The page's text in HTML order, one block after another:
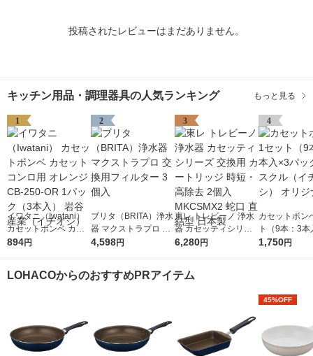
投稿されたレビューはまだありません。
キッチン用品・調理器具の人気ランキング もっと見る
1
イワタニ（Iwatani）
カセットボンベ カセ
ットコンロ用 オレン
（イチオシ）
894円
2
ブリタ（BRITA）浄水
器 マクストラプロ 交
換用フィルター 3個入
4,598円
3
東レ トレビーノ 浄水
器 カセッティシリー
ズ 交換用 カートリッ
結型 日本製
6,280円
4
カセットボン
ト（9本：3
ック） アス
1,750円
LOHACOからのおすすめPRアイテム
45%OFF